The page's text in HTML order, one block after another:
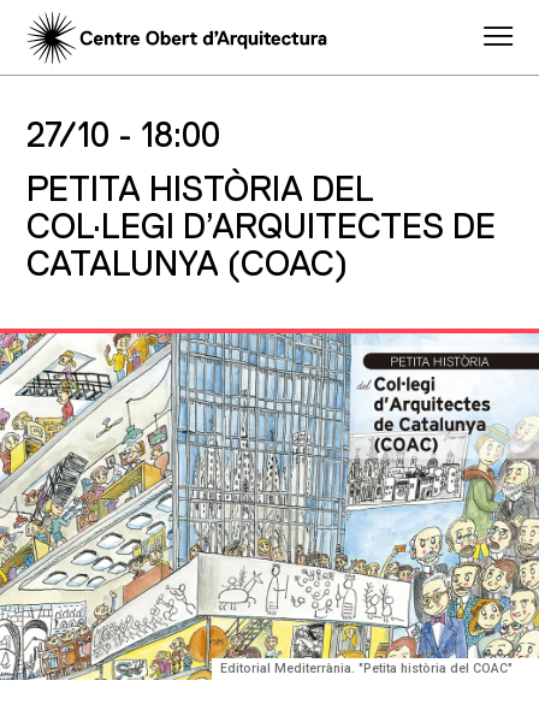
27/10 - 18:00
PETITA HISTÒRIA DEL
COL·LEGI D’ARQUITECTES DE
CATALUNYA (COAC)
Editorial Mediterrània. "Petita història del COAC"